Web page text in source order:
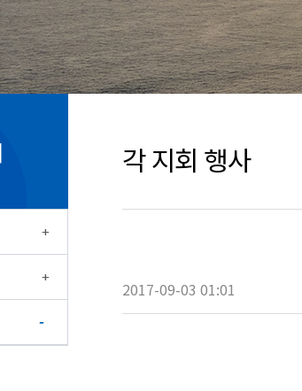
각 지회 행사
2017-09-03 01:01